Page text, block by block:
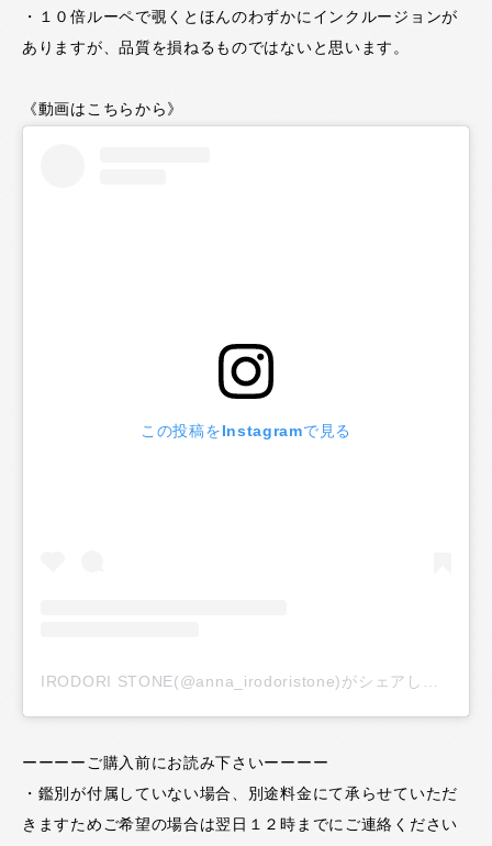
・１０倍ルーペで覗くとほんのわずかにインクルージョンが
ありますが、品質を損ねるものではないと思います。
《動画はこちらから》
この投稿をInstagramで見る
ーーーーご購入前にお読み下さいーーーー
・鑑別が付属していない場合、別途料金にて承らせていただ
きますためご希望の場合は翌日１２時までにご連絡ください